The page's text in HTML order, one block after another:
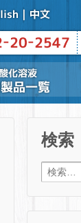
検索
検索: